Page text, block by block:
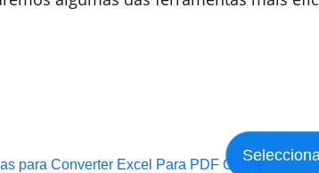
para Converter Excel Para PDF Online